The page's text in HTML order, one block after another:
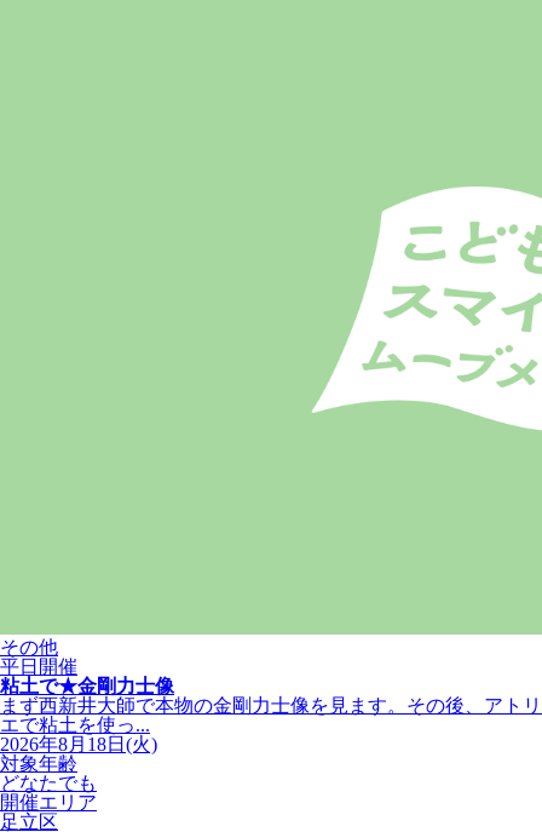
その他
平日開催
粘土で★金剛力士像
まず西新井大師で本物の金剛力士像を見ます。その後、アトリ
エで粘土を使っ...
2026年8月18日(火)
対象年齢
どなたでも
開催エリア
足立区